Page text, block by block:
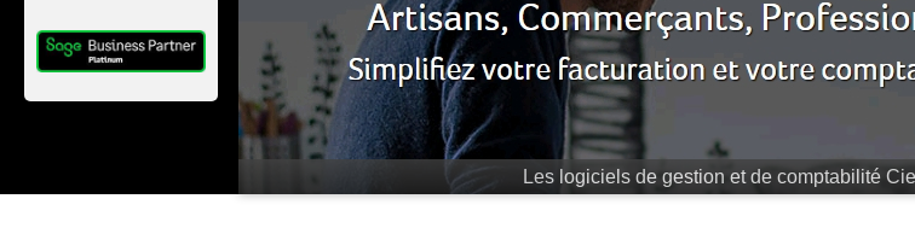
Ne restez par "hors-la-loi", cela va vous coûter très cher.